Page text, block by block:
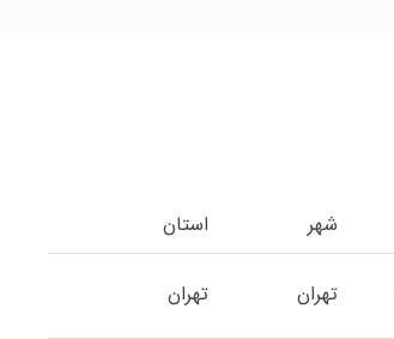
شهر استان
تهران تهران